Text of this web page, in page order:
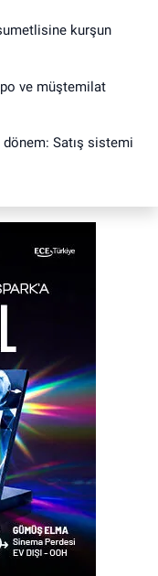
kurşun
ve müştemilat
dönem: Satış sistemi